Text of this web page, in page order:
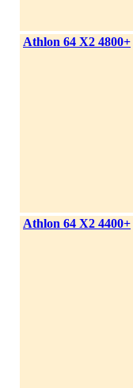
Athlon 64 X2 4800+
Athlon 64 X2 4400+